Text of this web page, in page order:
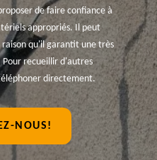
de faire confiance à
appropriés. Il peut
qu'il garantit une très
recueillir d'autres
directement.
NOUS!